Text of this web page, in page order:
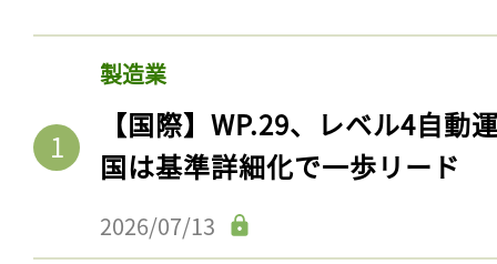
製造業
【国際】WP.29、レベル4自動
国は基準詳細化で一歩リード
2026/07/13